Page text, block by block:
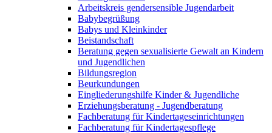
Arbeitskreis gendersensible Jugendarbeit
Babybegrüßung
Babys und Kleinkinder
Beistandschaft
Beratung gegen sexualisierte Gewalt an Kindern
und Jugendlichen
Bildungsregion
Beurkundungen
Eingliederungshilfe Kinder & Jugendliche
Erziehungsberatung - Jugendberatung
Fachberatung für Kindertageseinrichtungen
Fachberatung für Kindertagespflege